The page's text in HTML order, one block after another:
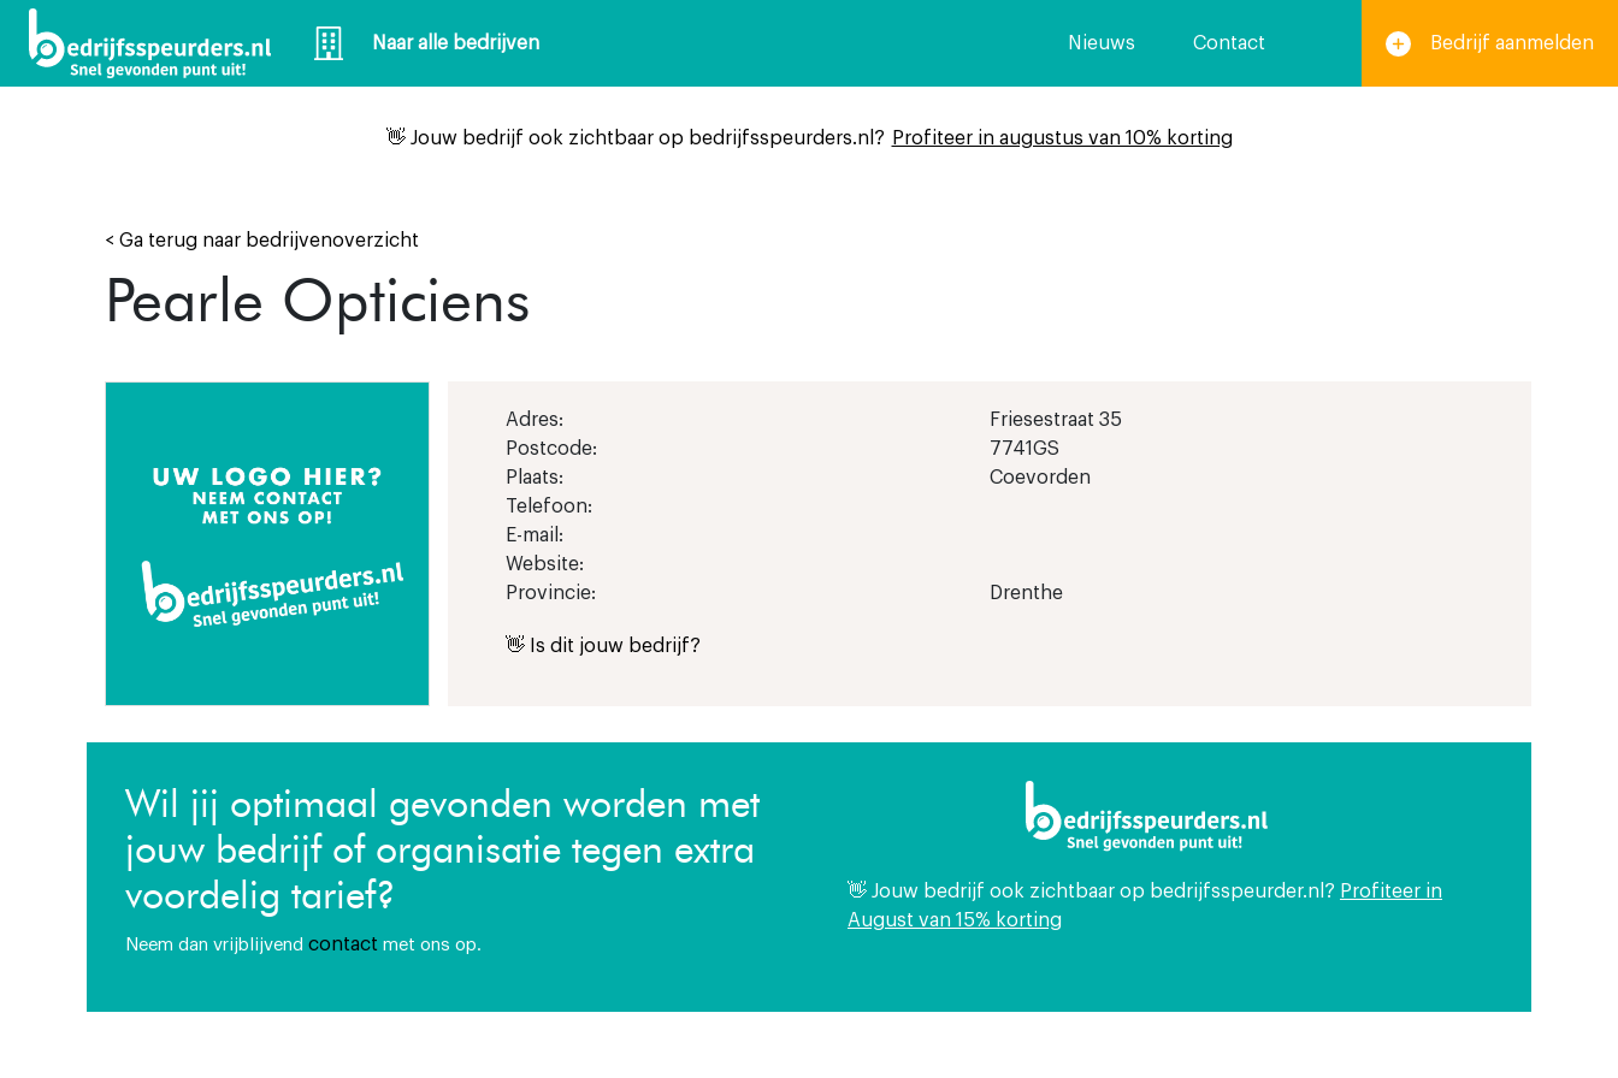
Naar alle bedrijven Nieuws Contact Bedrijf aanmelden
👋 Jouw bedrijf ook zichtbaar op bedrijfsspeurders.nl? Profiteer in augustus van 10% korting
< Ga terug naar bedrijvenoverzicht
Pearle Opticiens
Adres:
Friesestraat 35
Postcode:
7741GS
Plaats:
Coevorden
Telefoon:
E-mail:
Website:
Provincie:
Drenthe
👋 Is dit jouw bedrijf?
Wil jij optimaal gevonden worden met
jouw bedrijf of organisatie tegen extra
voordelig tarief?
Neem dan vrijblijvend contact met ons op.
👋 Jouw bedrijf ook zichtbaar op bedrijfsspeurder.nl? Profiteer in
August van 15% korting